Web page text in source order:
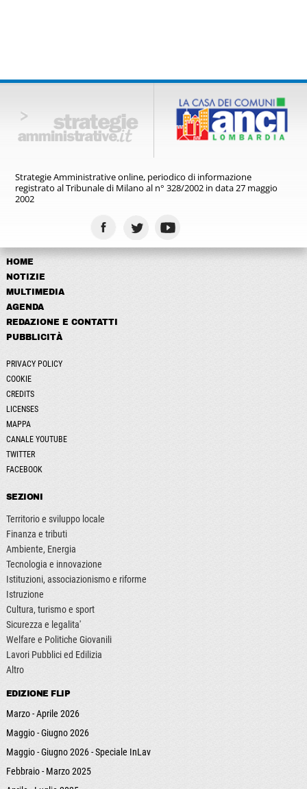
Strategie Amministrative online, periodico di informazione
registratoal Tribunale di Milano al n° 328/2002 in data 27 maggio
2002
HOME
NOTIZIE
MULTIMEDIA
AGENDA
REDAZIONE E CONTATTI
PUBBLICITÀ
PRIVACY POLICY
COOKIE
CREDITS
LICENSES
MAPPA
CANALE YOUTUBE
TWITTER
FACEBOOK
SEZIONI
Territorio e sviluppo locale
Finanza e tributi
Ambiente, Energia
Tecnologia e innovazione
Istituzioni, associazionismo e riforme
Istruzione
Cultura, turismo e sport
Sicurezza e legalita'
Welfare e Politiche Giovanili
Lavori Pubblici ed Edilizia
Altro
EDIZIONE FLIP
Marzo - Aprile 2026
Maggio - Giugno 2026
Maggio - Giugno 2026 - Speciale InLav
Febbraio - Marzo 2025